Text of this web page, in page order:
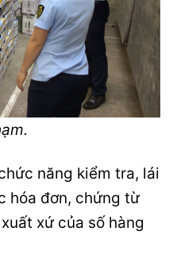
năng kiểm tra, lái
hóa đơn, chứng từ
xứ của số hàng